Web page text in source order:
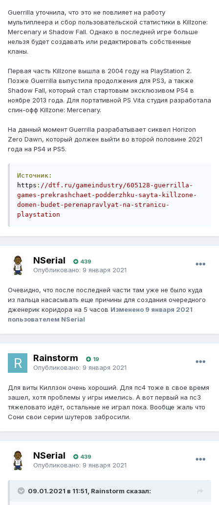
Guerrilla уточнила, что это не повлияет на работу
мультиплеера и сбор пользовательской статистики в Killzone:
Mercenary и Shadow Fall. Однако в последней игре больше
нельзя будет создавать или редактировать собственные
кланы.
Первая часть Killzone вышла в 2004 году на PlayStation 2.
Позже Guerrilla выпустила продолжения для PS3, а также
Shadow Fall, который стал стартовым эксклюзивом PS4 в
ноябре 2013 года. Для портативной PS Vita студия разработала
спин-офф Killzone: Mercenary.
На данный момент Guerrilla разрабатывает сиквел Horizon
Zero Dawn, который должен выйти во второй половине 2021
года на PS4 и PS5.
Источник:
https : //dtf.ru/gameindustry/605128-guerrilla-
games-prekrashchaet-podderzhku-sayta-killzone-
domen-budet-perenapravlyat-na-stranicu-
playstation
NSerial 439
Опубликовано: 9 января 2021
Очевидно, что после последней части там уже не было куда
из пальца насасывать еще причины для создания очередного
дженерик коридора на 5 часов Изменено 9 января 2021
пользователем NSerial
Rainstorm 19
Опубликовано: 9 января 2021
Для виты Киллзон очень хороший. Для пс4 тоже в свое время
зашел, хотя проблемы у игры имелись. А вот первый на пс3
тяжеловато идёт, остальные не играл пока. Вообще жаль что
Сони свои серии шутеров забросили.
NSerial 439
Опубликовано: 9 января 2021
09.01.2021 в 11:51, Rainstorm сказал: